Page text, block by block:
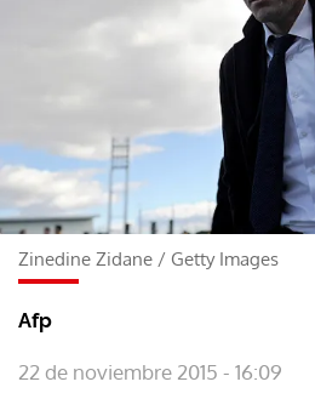
Zinedine Zidane / Getty Images
Afp
22 de noviembre 2015 - 16:09